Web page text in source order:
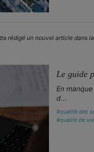
a rédigé un nouvel article dans
Le guide
En
d...
#qualité des
#qualité de